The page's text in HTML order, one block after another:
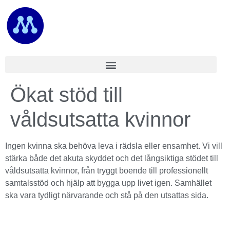
Ökat stöd till
våldsutsatta kvinnor
Ingen kvinna ska behöva leva i rädsla eller ensamhet. Vi vill
stärka både det akuta skyddet och det långsiktiga stödet till
våldsutsatta kvinnor, från tryggt boende till professionellt
samtalsstöd och hjälp att bygga upp livet igen. Samhället
ska vara tydligt närvarande och stå på den utsattas sida.